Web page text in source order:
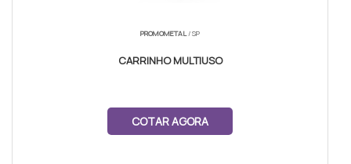
PROMOMETAL/ SP
CARRINHO MULTIUSO
COTAR AGORA